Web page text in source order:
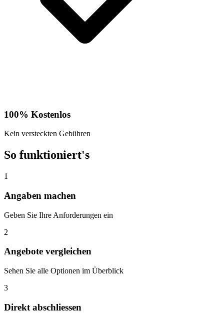
100% Kostenlos
Kein versteckten Gebühren
So funktioniert's
1
Angaben machen
Geben Sie Ihre Anforderungen ein
2
Angebote vergleichen
Sehen Sie alle Optionen im Überblick
3
Direkt abschliessen